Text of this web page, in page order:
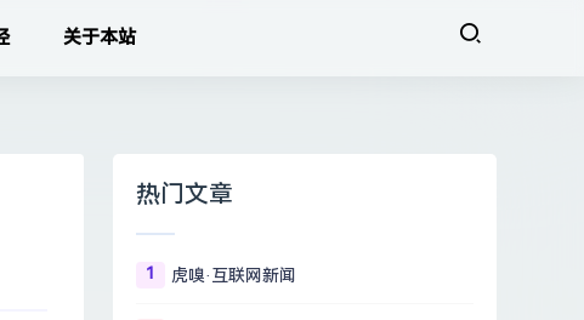
关于本站
热门文章
1 虎嗅·互联网新闻